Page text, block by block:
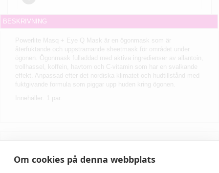
BESKRIVNING
Powerlite Masq + Eye Q Mask är en ögonmask som är
återfuktande och uppstramande sheetmask för området under
ögonen. Ögonmask fulladdad med aktiva ingredienser av allantoin,
trollhassel, koffein, havtorn och C-vitamin som har en svalkande
effekt. Anpassad efter det nordiska klimatet och hudtillstånd med
fuktgivande formula som piggar upp huden kring ögonen.
Innehåller: 1 par.
Om cookies på denna webbplats